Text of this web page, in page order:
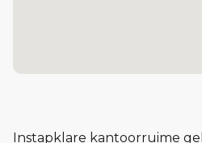
Instapklare kantoorruime